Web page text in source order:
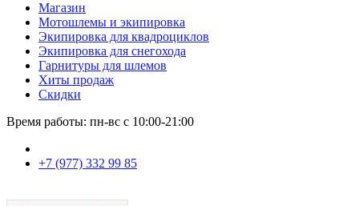
Магазин
Мотошлемы и экипировка
Экипировка для квадроциклов
Экипировка для снегохода
Гарнитуры для шлемов
Хиты продаж
Скидки
Время работы: пн-вс с 10:00-21:00
+7 (977) 332 99 85